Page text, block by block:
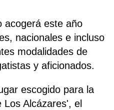
acogerá este año
nacionales e incluso
modalidades de
y aficionados.
escogido para la
Alcázares', el